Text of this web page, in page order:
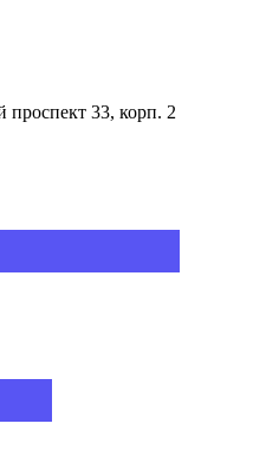
проспект 33, корп. 2